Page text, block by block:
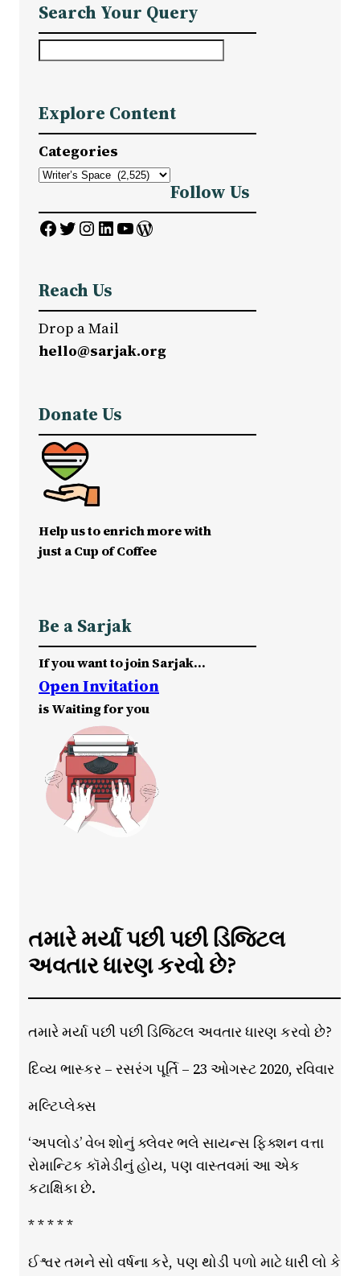
Search Your Query
r
c
h
Explore Content
Categories
Follow Us
Facebook Twitter InstagramLinkedIn YouTube WordPress
Reach Us
Drop a Mail
hello@sarjak.org
Donate Us
Help us to enrich more with
just a Cup of Coffee
Be a Sarjak
If you want to join Sarjak…
Open Invitation
is Waiting for you
તમારે મર્યા પછી પછી ડિજિટલ
અવતાર ધારણ કરવો છે?
તમારે મર્યા પછી પછી ડિજિટલ અવતાર ધારણ કરવો છે?
દિવ્ય ભાસ્કર – રસરંગ પૂર્તિ – 23 ઓગસ્ટ 2020, રવિવાર
મલ્ટિપ્લેક્સ
‘અપલોડ’ વેબ શોનું ક્લેવર ભલે સાયન્સ ફિક્શન વત્તા
રોમાન્ટિક કૉમેડીનું હોય, પણ વાસ્તવમાં આ એક
કટાક્ષિકા છે.
* * * * *
ઈશ્વર તમને સો વર્ષના કરે, પણ થોડી પળો માટે ધારી લો કે